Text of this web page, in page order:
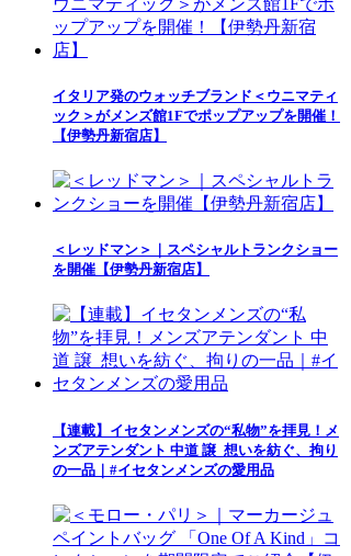
イタリア発のウォッチブランド＜ウニマティ
ック＞がメンズ館1Fでポップアップを開催！
【伊勢丹新宿店】
＜レッドマン＞｜スペシャルトランクショー
を開催【伊勢丹新宿店】
【連載】イセタンメンズの“私物”を拝見！メ
ンズアテンダント 中道 譲_想いを紡ぐ、拘り
の一品｜#イセタンメンズの愛用品